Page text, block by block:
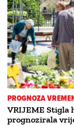
PROGNOZA
VRIJEME Stigla
prognozirala